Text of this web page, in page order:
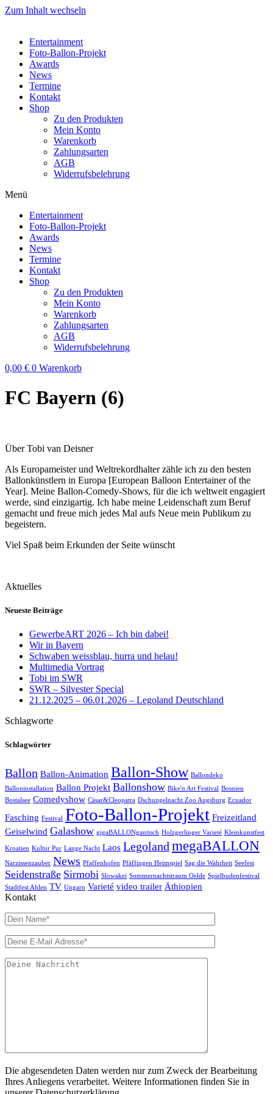
Zum Inhalt wechseln
Entertainment
Foto-Ballon-Projekt
Awards
News
Termine
Kontakt
Shop
Zu den Produkten
Mein Konto
Warenkorb
Zahlungsarten
AGB
Widerrufsbelehrung
Menü
Entertainment
Foto-Ballon-Projekt
Awards
News
Termine
Kontakt
Shop
Zu den Produkten
Mein Konto
Warenkorb
Zahlungsarten
AGB
Widerrufsbelehrung
0,00 € 0 Warenkorb
FC Bayern (6)
Über Tobi van Deisner
Als Europameister und Weltrekordhalter zähle ich zu den besten
Ballonkünstlern in Europa [European Balloon Entertainer of the
Year]. Meine Ballon-Comedy-Shows, für die ich weltweit engagiert
werde, sind einzigartig. Ich habe meine Leidenschaft zum Beruf
gemacht und freue mich jedes Mal aufs Neue mein Publikum zu
begeistern.
Viel Spaß beim Erkunden der Seite wünscht
Aktuelles
Neueste Beiträge
GewerbeART 2026 – Ich bin dabei!
Wir in Bayern
Schwaben weissblau, hurra und helau!
Multimedia Vortrag
Tobi im SWR
SWR – Silvester Special
21.12.2025 – 06.01.2026 – Legoland Deutschland
Schlagworte
Schlagwörter
Ballon Ballon-Animation Ballon-Show Ballondeko
Balloninstallation Ballon Projekt Ballonshow Bike'n Art Festival Bosnien
Bostalsee Comedyshow Cäsar&Cleopatra Dschungelnacht Zoo Augsburg Ecuador
Fasching Festival Foto-Ballon-Projekt Freizeitland
Geiselwind Galashow gigaBALLONgantisch Holzgerlinger Varieté Kleinkunstfest
Kroatien Kultur Pur Lange Nacht Laos Legoland megaBALLON
Narzissenzauber News Pfaffenhofen Pfäffingen Heimspiel Sag die Wahrheit Seefest
Seidenstraße Sirmobi Slowakei Sommernachtstraum Oelde Spielbudenfestival
Stadtfest Ahlen TV Ungarn Varieté video trailer Äthiopien
Kontakt
Die abgesendeten Daten werden nur zum Zweck der Bearbeitung
Ihres Anliegens verarbeitet. Weitere Informationen finden Sie in